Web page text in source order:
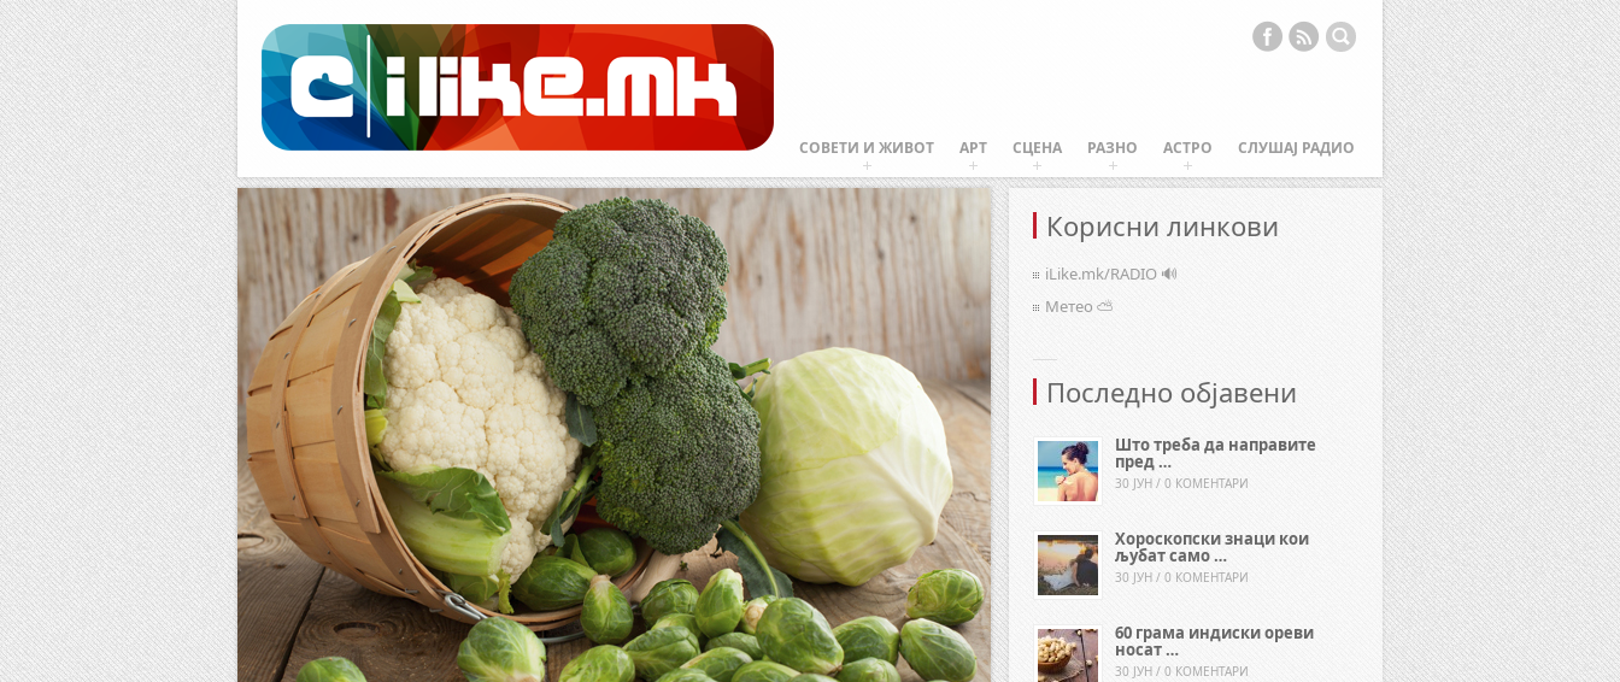
Facebook
RSS
СОВЕТИ И ЖИВОТ АРТ СЦЕНА РАЗНО АСТРО СЛУШАЈ РАДИО
Корисни линкови
iLike.mk/RADIO 🔊
Метео ⛅
Последно објавени
Што треба да направите
пред …
30 ЈУН / 0 КОМЕНТАРИ
Хороскопски знаци кои
љубат само …
30 ЈУН / 0 КОМЕНТАРИ
60 грама индиски ореви
носат …
30 ЈУН / 0 КОМЕНТАРИ